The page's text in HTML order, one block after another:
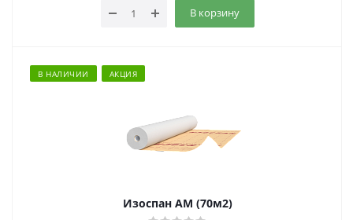
В корзину
В НАЛИЧИИ АКЦИЯ
Изоспан AМ (70м2)